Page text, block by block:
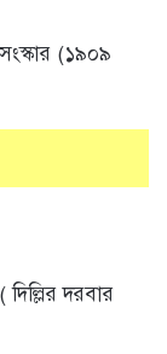
(১৯০৯
দরবার